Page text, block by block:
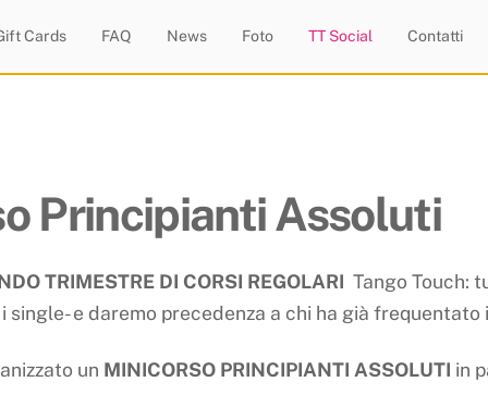
Cards FAQ News Foto TT Social Contatti
Principianti Assoluti
TRIMESTRE DI CORSI REGOLARI Tango Touch:
e daremo precedenza a chi ha già
un MINICORSO PRINCIPIANTI ASSOLUTI in